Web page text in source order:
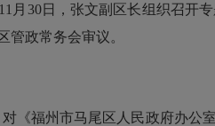
30日，张文副区长组织召开
管政常务会审议。
《福州市马尾区人民政府办